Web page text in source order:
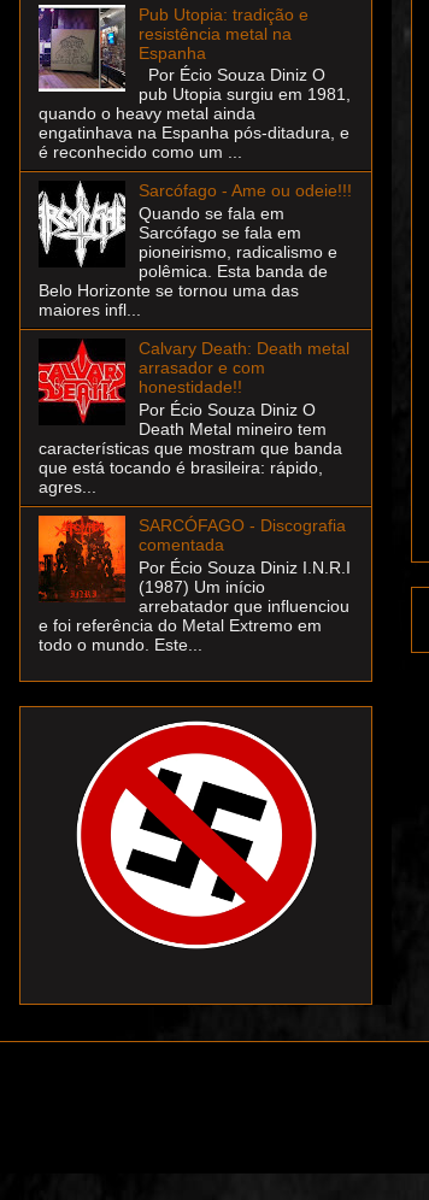
Pub Utopia: tradição e
resistência metal na
Espanha
Por Écio Souza Diniz O
pub Utopia surgiu em 1981,
quando o heavy metal ainda
engatinhava na Espanha pós-ditadura, e
é reconhecido como um ...
Sarcófago - Ame ou odeie!!!
Quando se fala em
Sarcófago se fala em
pioneirismo, radicalismo e
polêmica. Esta banda de
Belo Horizonte se tornou uma das
maiores infl...
Calvary Death: Death metal
arrasador e com
honestidade!!
Por Écio Souza Diniz O
Death Metal mineiro tem
características que mostram que banda
que está tocando é brasileira: rápido,
agres...
SARCÓFAGO - Discografia
comentada
Por Écio Souza Diniz I.N.R.I
(1987) Um início
arrebatador que influenciou
e foi referência do Metal Extremo em
todo o mundo. Este...